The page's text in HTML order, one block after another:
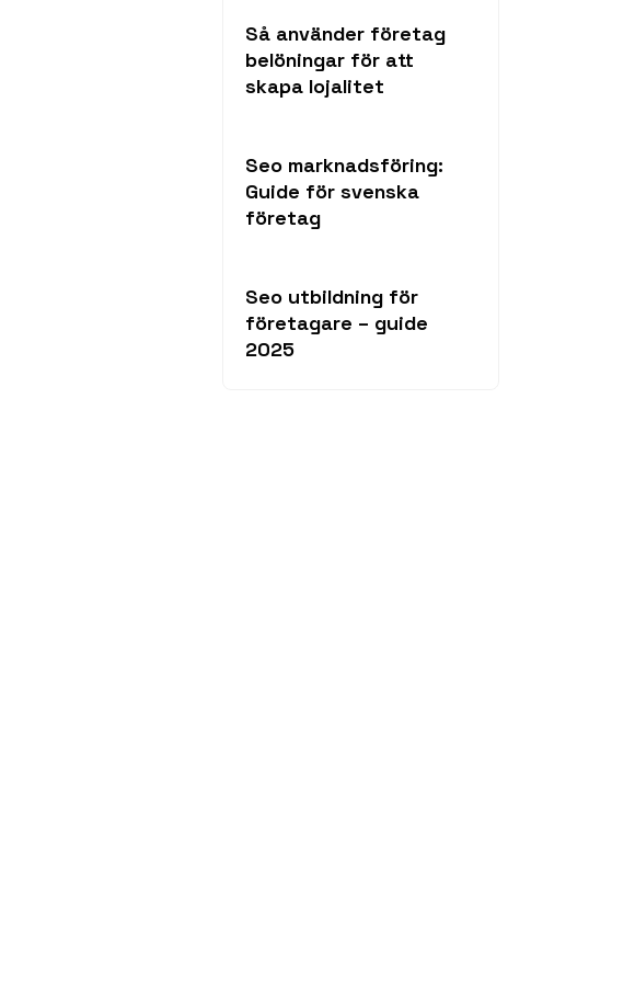
Så använder företag
belöningar för att
skapa lojalitet
Seo marknadsföring:
Guide för svenska
företag
Seo utbildning för
företagare – guide
2025